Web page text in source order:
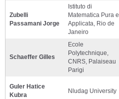
Zubelli
Passamani Jorge
Istituto di
Matematica Pura e
Applicata, Rio de
Janeiro
Schaeffer Gilles
Ecole
Polytechnique,
CNRS, Palaiseau
Parigi
Guler Hatice
Kubra
Nludag University